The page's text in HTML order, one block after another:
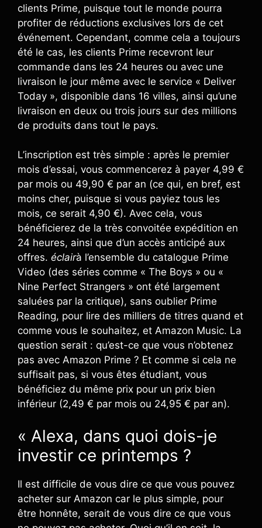
clients Prime, puisque tout le monde pourra
profiter de réductions exclusives lors de cet
événement. Cependant, comme cela a toujours
été le cas, les clients Prime recevront leur
commande dans les 24 heures ou avec une
livraison le jour même avec le service « Deliver
Today », disponible dans 16 villes, ainsi qu’une
livraison en deux ou trois jours sur des millions
de produits dans tout le pays.
L’inscription est très simple : après le premier
mois d’essai, vous commencerez à payer 4,99 €
par mois ou 49,90 € par an (ce qui, en bref, est
moins cher, puisque si vous payiez tous les
mois, ce serait 4,90 €). Avec cela, vous
bénéficierez de la très convoitée expédition en
24 heures, ainsi que d’un accès anticipé aux
offres. éclairà l’ensemble du catalogue Prime
Video (des séries comme « The Boys » ou «
Nine Perfect Strangers » ont été largement
saluées par la critique), sans oublier Prime
Reading, pour lire des milliers de titres quand et
comme vous le souhaitez, et Amazon Music. La
question serait : qu’est-ce que vous n’obtenez
pas avec Amazon Prime ? Et comme si cela ne
suffisait pas, si vous êtes étudiant, vous
bénéficiez du même prix pour un prix bien
inférieur (2,49 € par mois ou 24,95 € par an).
« Alexa, dans quoi dois-je
investir ce printemps ?
Il est difficile de vous dire ce que vous pouvez
acheter sur Amazon car le plus simple, pour
être honnête, serait de vous dire ce que vous